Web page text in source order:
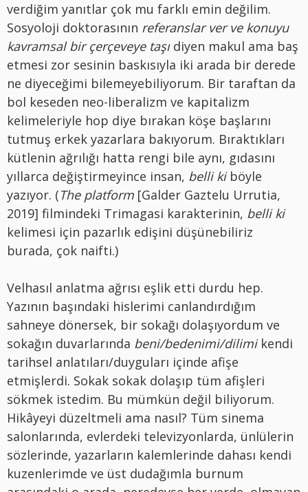
verdiğim yanıtlar çok mu farklı emin değilim.
Sosyoloji doktorasının referanslar ver ve konuyu
kavramsal bir çerçeveye taşıdiyen makul ama baş
etmesi zor sesinin baskısıyla iki arada bir derede
ne diyeceğimi bilemeyebiliyorum. Bir taraftan da
bol keseden neo-liberalizm ve kapitalizm
kelimeleriyle hop diye bırakan köşe başlarını
tutmuş erkek yazarlara bakıyorum. Bıraktıkları
kütlenin ağrılığı hatta rengi bile aynı, gıdasını
yıllarca değiştirmeyince insan, belli kiböyle
yazıyor. (The platform [Galder Gaztelu Urrutia,
2019] filmindeki Trimagasi karakterinin, belli ki
kelimesi için pazarlık edişini düşünebiliriz
burada, çok naifti.)
Velhasıl anlatma ağrısı eşlik etti durdu hep.
Yazının başındaki hislerimi canlandırdığım
sahneye dönersek, bir sokağı dolaşıyordum ve
sokağın duvarlarında beni/bedenimi/dilimikendi
tarihsel anlatıları/duyguları içinde afişe
etmişlerdi. Sokak sokak dolaşıp tüm afişleri
sökmek istedim. Bu mümkün değil biliyorum.
Hikâyeyi düzeltmeli ama nasıl? Tüm sinema
salonlarında, evlerdeki televizyonlarda, ünlülerin
sözlerinde, yazarların kalemlerinde dahası kendi
kuzenlerimde ve üst dudağımla burnum